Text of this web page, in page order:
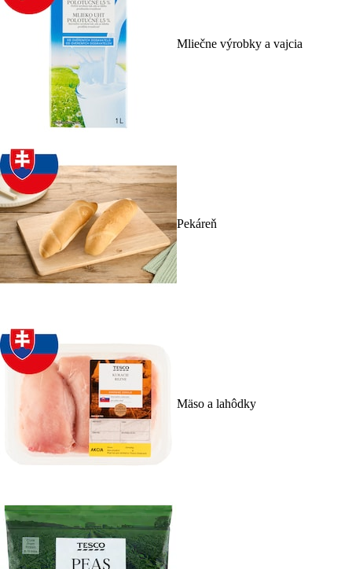
Mliečne výrobky a vajcia
Pekáreň
Mäso a lahôdky